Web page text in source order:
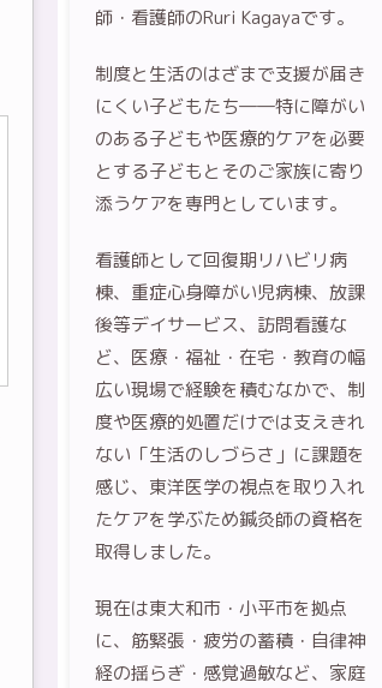
師・看護師のRuri Kagayaです。
制度と生活のはざまで支援が届き
にくい子どもたち――特に障がい
のある子どもや医療的ケアを必要
とする子どもとそのご家族に寄り
添うケアを専門としています。
看護師として回復期リハビリ病
棟、重症心身障がい児病棟、放課
後等デイサービス、訪問看護な
ど、医療・福祉・在宅・教育の幅
広い現場で経験を積むなかで、制
度や医療的処置だけでは支えきれ
ない「生活のしづらさ」に課題を
感じ、東洋医学の視点を取り入れ
たケアを学ぶため鍼灸師の資格を
取得しました。
現在は東大和市・小平市を拠点
に、筋緊張・疲労の蓄積・自律神
経の揺らぎ・感覚過敏など、家庭